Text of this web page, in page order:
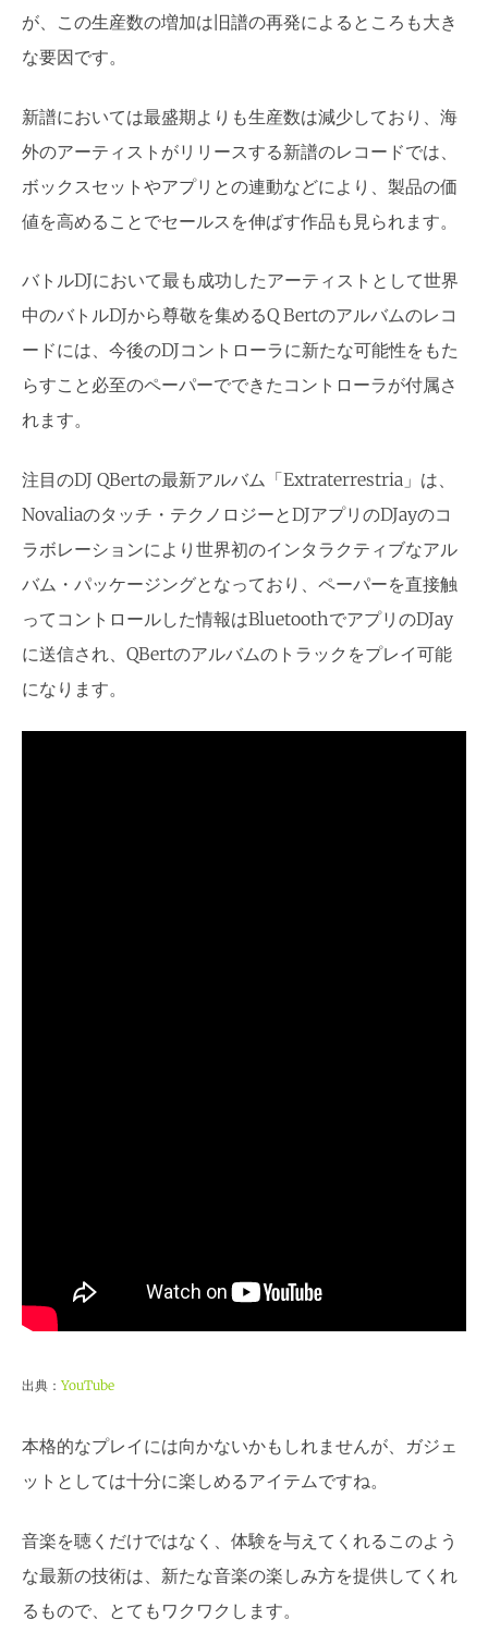
が、この生産数の増加は旧譜の再発によるところも大き
な要因です。
新譜においては最盛期よりも生産数は減少しており、海
外のアーティストがリリースする新譜のレコードでは、
ボックスセットやアプリとの連動などにより、製品の価
値を高めることでセールスを伸ばす作品も見られます。
バトルDJにおいて最も成功したアーティストとして世界
中のバトルDJから尊敬を集めるQ Bertのアルバムのレコ
ードには、今後のDJコントローラに新たな可能性をもた
らすこと必至のペーパーでできたコントローラが付属さ
れます。
注目のDJ QBertの最新アルバム「Extraterrestria」は、
Novaliaのタッチ・テクノロジーとDJアプリのDJayのコ
ラボレーションにより世界初のインタラクティブなアル
バム・パッケージングとなっており、ペーパーを直接触
ってコントロールした情報はBluetoothでアプリのDJay
に送信され、QBertのアルバムのトラックをプレイ可能
になります。
出典： YouTube
本格的なプレイには向かないかもしれませんが、ガジェ
ットとしては十分に楽しめるアイテムですね。
音楽を聴くだけではなく、体験を与えてくれるこのよう
な最新の技術は、新たな音楽の楽しみ方を提供してくれ
るもので、とてもワクワクします。